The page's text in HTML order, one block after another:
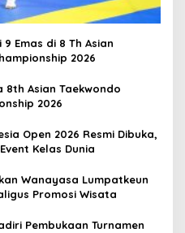
Emas di 8 Th Asian
2026
8th Asian Taekwondo
2026
Open 2026 Resmi Dibuka,
Kelas Dunia
Wanayasa Lumpatkeun
Promosi Wisata
Pembukaan Turnamen